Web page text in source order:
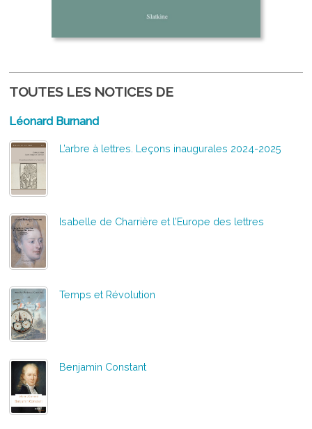
TOUTES LES NOTICES DE
Léonard Burnand
L’arbre à lettres. Leçons inaugurales 2024-2025
Isabelle de Charrière et l’Europe des lettres
Temps et Révolution
Benjamin Constant